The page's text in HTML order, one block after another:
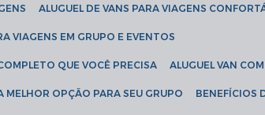
ALUGUEL DE VANS PARA VIAGENS
VIAGENS EM GRUPO E EVENTOS
QUE VOCÊ PRECISA ALUGUEL VAN
MELHOR OPÇÃO PARA SEU GRUPO